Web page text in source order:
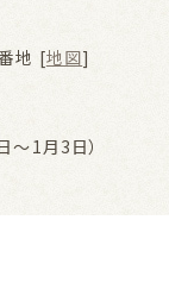
地 [地図]
～1月3日）